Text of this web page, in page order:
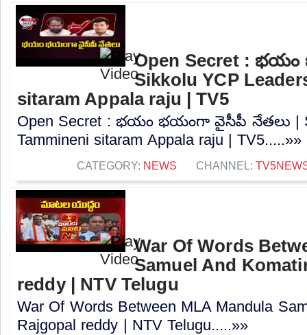
Open Secret :
Sikkolu YCP
sitaram Appala raju | TV5
Open Secret : భయం భయంగా వైసీపీ నేతలు |
Tammineni sitaram Appala raju | TV5.....»»
CATEGORY: NEWS CHANNEL:
War Of Words
Samuel And
reddy | NTV Telugu
War Of Words Between MLA Mandula
Rajgopal reddy | NTV Telugu.....»»